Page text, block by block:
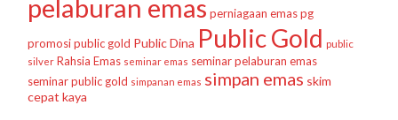
pelaburan emas perniagaan emaspg
promosi public gold Public Dina Public Gold public
silver Rahsia Emas seminar emas seminar pelaburan emas
seminar public gold simpanan emas simpan emas skim
cepat kaya